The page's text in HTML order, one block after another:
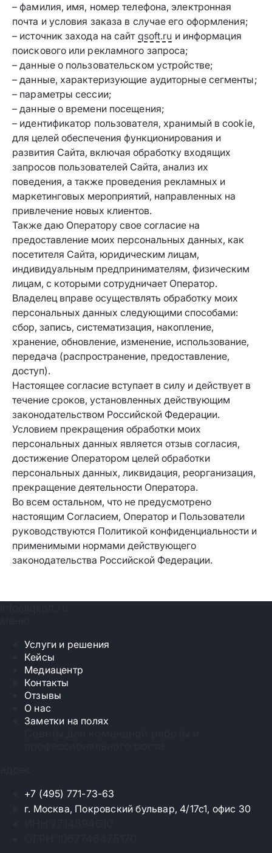
– фамилия, имя, номер телефона, электронная
почта и условия заказа в случае его оформления;
– источник захода на сайт qsoft.ru и информация
поискового или рекламного запроса;
– данные о пользовательском устройстве;
– данные, характеризующие аудиторные сегменты;
– параметры сессии;
– данные о времени посещения;
– идентификатор пользователя, хранимый в cookie,
для целей обеспечения функционирования и
развития Сайта, включая обработку входящих
запросов пользователей Сайта, анализ их
поведения, а также проведения рекламных и
маркетинговых мероприятий, направленных на
привлечение новых клиентов.
Также даю Оператору свое согласие на
предоставление моих персональных данных, как
посетителя Сайта, юридическим лицам,
индивидуальным предпринимателям, физическим
лицам, с которыми сотрудничает Оператор.
Владелец вправе осуществлять обработку моих
персональных данных следующими способами:
сбор, запись, систематизация, накопление,
хранение, обновление, изменение, использование,
передача (распространение, предоставление,
доступ).
Настоящее согласие вступает в силу и действует в
течение сроков, установленных действующим
законодательством Российской Федерации.
Условием прекращения обработки моих
персональных данных является отзыв согласия,
достижение Оператором целей обработки
персональных данных, ликвидация, реорганизация,
прекращение деятельности Оператора.
Во всем остальном, что не предусмотрено
настоящим Согласием, Оператор и Пользователи
руководствуются Политикой конфиденциальности и
применимыми нормами действующего
законодательства Российской Федерации.
Услуги и решения
Кейсы
Медиацентр
Контакты
Отзывы
О нас
Заметки на полях
+7 (495) 771-73-63
г. Москва, Покровский бульвар, 4/17с1, офис 30